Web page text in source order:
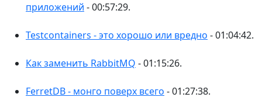
приложений - 00:57:29.
Testcontainers - это хорошо или вредно - 01:04:42.
Как заменить RabbitMQ - 01:15:26.
FerretDB - монго поверх всего - 01:27:38.